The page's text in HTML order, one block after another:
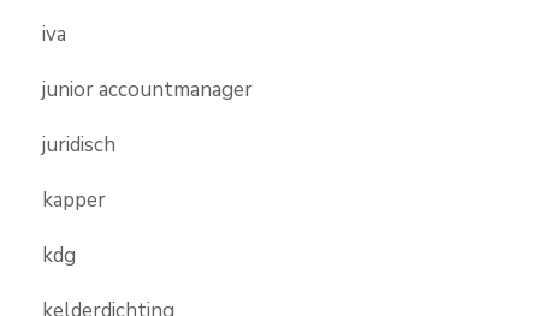
iva
junior accountmanager
juridisch
kapper
kdg